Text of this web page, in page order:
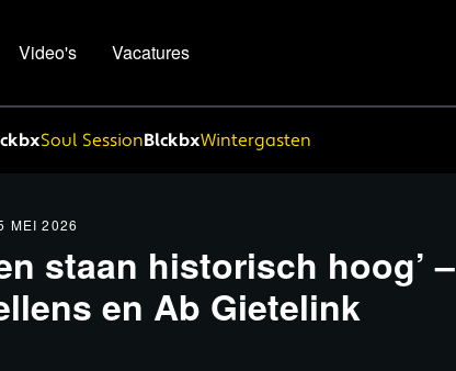
Video's Vacatures
Soul SessionBlckbxWintergasten
MEI 2026
staan historisch hoog’ –
en Ab Gietelink